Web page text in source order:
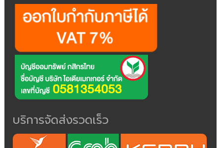
บริการจัดส่งรวดเร็ว